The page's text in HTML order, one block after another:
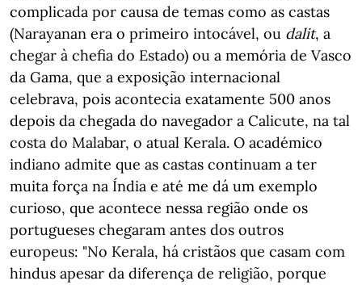
complicada por causa de temas como as castas
(Narayanan era o primeiro intocável, ou dalit, a
chegar à chefia do Estado) ou a memória de Vasco
da Gama, que a exposição internacional
celebrava, pois acontecia exatamente 500 anos
depois da chegada do navegador a Calicute, na tal
costa do Malabar, o atual Kerala. O académico
indiano admite que as castas continuam a ter
muita força na Índia e até me dá um exemplo
curioso, que acontece nessa região onde os
portugueses chegaram antes dos outros
europeus: "No Kerala, há cristãos que casam com
hindus apesar da diferença de religião, porque